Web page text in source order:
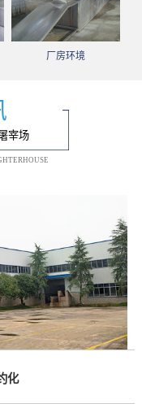
厂房环境
宰场
化